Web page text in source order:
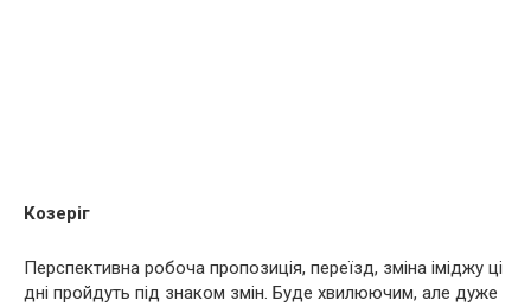
Козеріг
Перспективна робоча пропозиція, переїзд, зміна іміджу ці
дні пройдуть під знаком змін. Буде хвилюючим, але дуже